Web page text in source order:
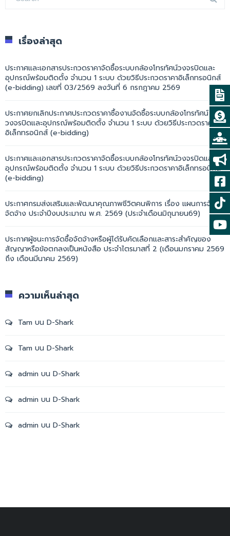
เรื่องล่าสุด
ประกาศและเอกสารประกวดราคาจัดซื้อระบบกล้องโทรทัศน์วงจรปิดและ
อุปกรณ์พร้อมติดตั้ง จำนวน 1 ระบบ ด้วยวิธีประกวดราคาอิเล็กทรอนิกส์
(e-bidding) เลขที่ 03/2569 ลงวันที่ 6 กรกฎาคม 2569
ประกาศยกเลิกประกาศประกวดราคาซื้องานจัดซื้อระบบกล้องโทรทัศน์
วงจรปิดและอุปกรณ์พร้อมติดตั้ง จำนวน 1 ระบบ ด้วยวิธีประกวดราคา
อิเล็กทรอนิกส์ (e-bidding)
ประกาศและเอกสารประกวดราคาจัดซื้อระบบกล้องโทรทัศน์วงจรปิดและ
อุปกรณ์พร้อมติดตั้ง จำนวน 1 ระบบ ด้วยวิธีประกวดราคาอิเล็กทรอนิกส์
(e-bidding)
ประกาศกรมส่งเสริมและพัฒนาคุณภาพชีวิตคนพิการ เรื่อง แผนการจัดซื้อ
จัดจ้าง ประจำปีงบประมาณ พ.ศ. 2569 (ประจำเดือนมิถุนายน69)
ประกาศผู้ชนะการจัดซื้อจัดจ้างหรือผู้ได้รับคัดเลือกและสาระสำคัญของ
สัญญาหรือข้อตกลงเป็นหนังสือ ประจำไตรมาสที่ 2 (เดือนมกราคม 2569
ถึง เดือนมีนาคม 2569)
ความเห็นล่าสุด
Tam บน D-Shark
Tam บน D-Shark
admin บน D-Shark
admin บน D-Shark
admin บน D-Shark